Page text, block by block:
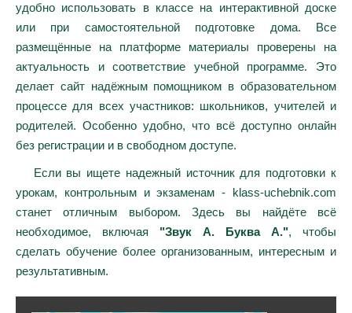
удобно использовать в классе на интерактивной доске
или при самостоятельной подготовке дома. Все
размещённые на платформе материалы проверены на
актуальность и соответствие учебной программе. Это
делает сайт надёжным помощником в образовательном
процессе для всех участников: школьников, учителей и
родителей. Особенно удобно, что всё доступно онлайн
без регистрации и в свободном доступе.
Если вы ищете надежный источник для подготовки к
урокам, контрольным и экзаменам - klass-uchebnik.com
станет отличным выбором. Здесь вы найдёте всё
необходимое, включая "Звук А. Буква А.", чтобы
сделать обучение более организованным, интересным и
результативным.